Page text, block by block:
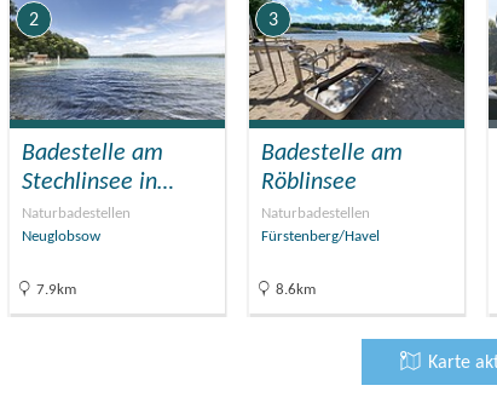
Auf dem Grundstück befindet sich das Hotel und
mit ausgesuchter Küche und interessanten Getränken.
2
Badestelle am
Stechlinsee in…
Naturbadestellen
Neuglobsow
7.9km
3
Badestelle am
Röblinsee
Naturbadestellen
Fürstenberg/Havel
8.6km
Karte